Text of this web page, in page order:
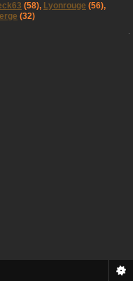
(58), Lyonrouge (56),
(32)